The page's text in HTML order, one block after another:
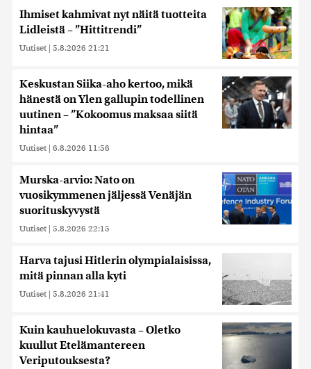
Ihmiset kahmivat nyt näitä tuotteita
Lidleistä – ”Hittitrendi”
Uutiset | 5.8.2026 21:21
Keskustan Siika-aho kertoo, mikä
hänestä on Ylen gallupin todellinen
uutinen – ”Kokoomus maksaa siitä
hintaa”
Uutiset | 6.8.2026 11:56
Murska-arvio: Nato on
vuosikymmenen jäljessä Venäjän
suorituskyvystä
Uutiset | 5.8.2026 22:15
Harva tajusi Hitlerin olympialaisissa,
mitä pinnan alla kyti
Uutiset | 5.8.2026 21:41
Kuin kauhuelokuvasta – Oletko
kuullut Etelämantereen
Veriputouksesta?